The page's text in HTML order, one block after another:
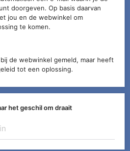
doorgeven. Op basis daarvan
jou en de webwinkel om
te komen.
de webwinkel gemeld, maar heeft
tot een oplossing.
het geschil om draait